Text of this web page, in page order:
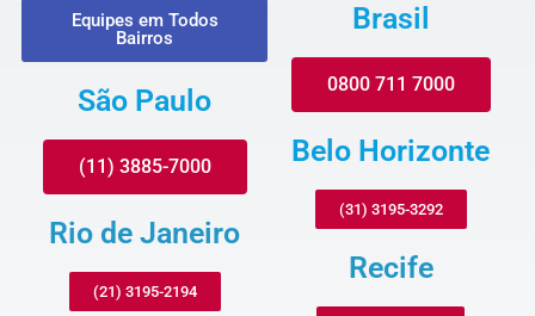
Equipes em Todos
Bairros
São Paulo
(11) 3885-7000
Rio de Janeiro
(21) 3195-2194
Brasil
0800 711 7000
Belo Horizonte
(31) 3195-3292
Recife